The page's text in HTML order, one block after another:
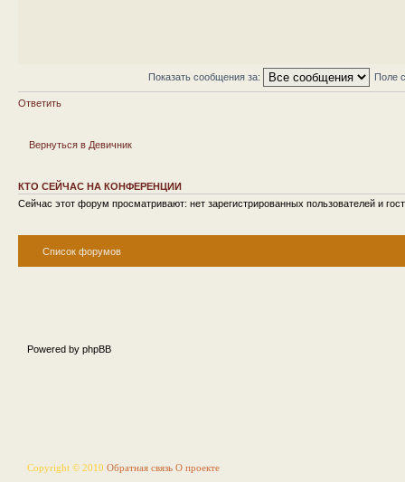
Показать сообщения за: Поле
Ответить
Вернуться в Девичник
КТО СЕЙЧАС НА КОНФЕРЕНЦИИ
Сейчас этот форум просматривают: нет зарегистрированных пользователей и
Список форумов
Powered by phpBB
Copyright © 2010 Обратная связь О проекте